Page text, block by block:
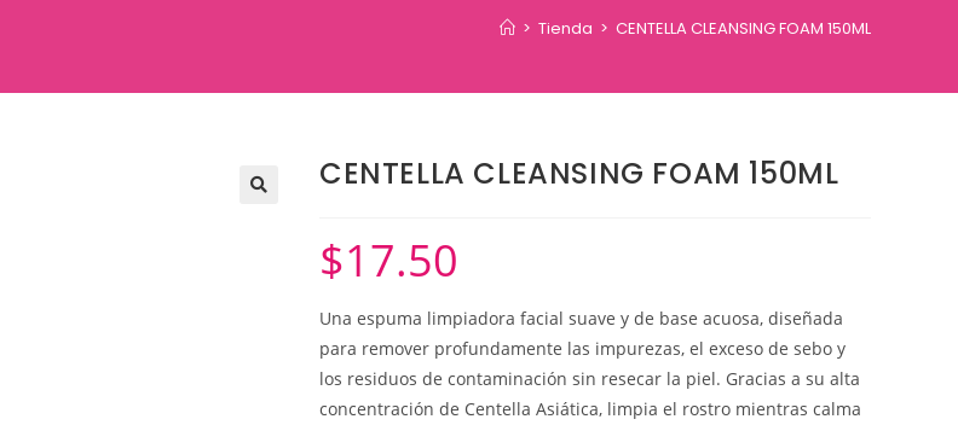
> Tienda > CENTELLA CLEANSING FOAM 150ML
CENTELLA CLEANSING FOAM 150ML
$17.50
Una espuma limpiadora facial suave y de base acuosa, diseñada
para remover profundamente las impurezas, el exceso de sebo y
los residuos de contaminación sin resecar la piel. Gracias a su alta
concentración de Centella Asiática, limpia el rostro mientras calma